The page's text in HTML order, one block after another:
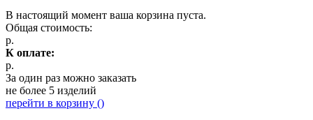
В настоящий момент ваша корзина пуста.
Общая стоимость:
р.
К оплате:
р.
За один раз можно заказать
не более 5 изделий
перейти в корзину ()